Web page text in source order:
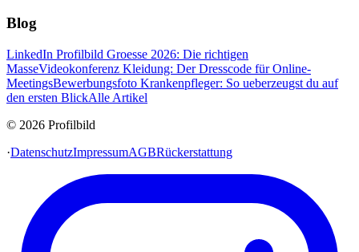
Blog
LinkedIn Profilbild Groesse 2026: Die richtigen
MasseVideokonferenz Kleidung: Der Dresscode für Online-
MeetingsBewerbungsfoto Krankenpfleger: So ueberzeugst du auf
den ersten BlickAlle Artikel
© 2026 Profilbild
·DatenschutzImpressumAGBRückerstattung